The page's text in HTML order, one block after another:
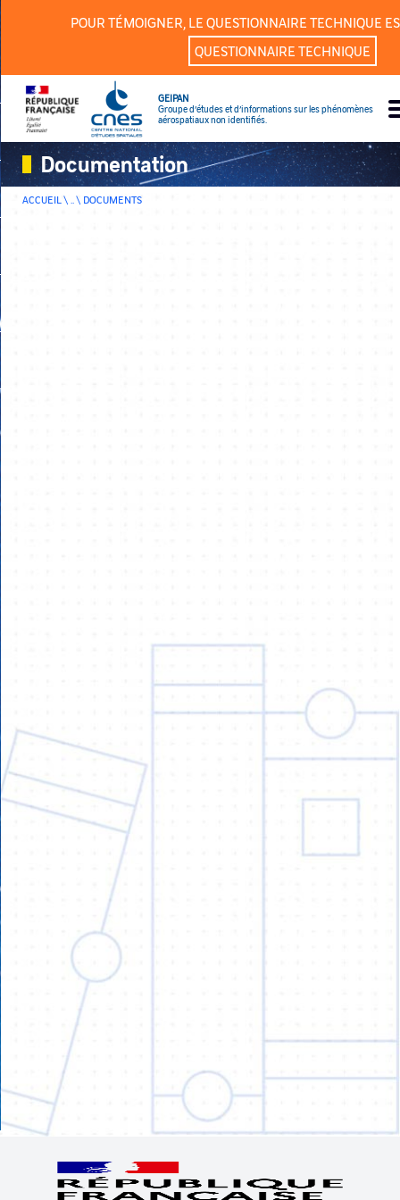
POUR TÉMOIGNER, LE QUESTIONNAIRE TECHNIQUE
QUESTIONNAIRE TECHNIQUE
GEIPAN
Groupe d’études et d’informations sur les phénomènes
aérospatiaux non identifiés.
Documentation
ACCUEIL \ .. \ DOCUMENTS